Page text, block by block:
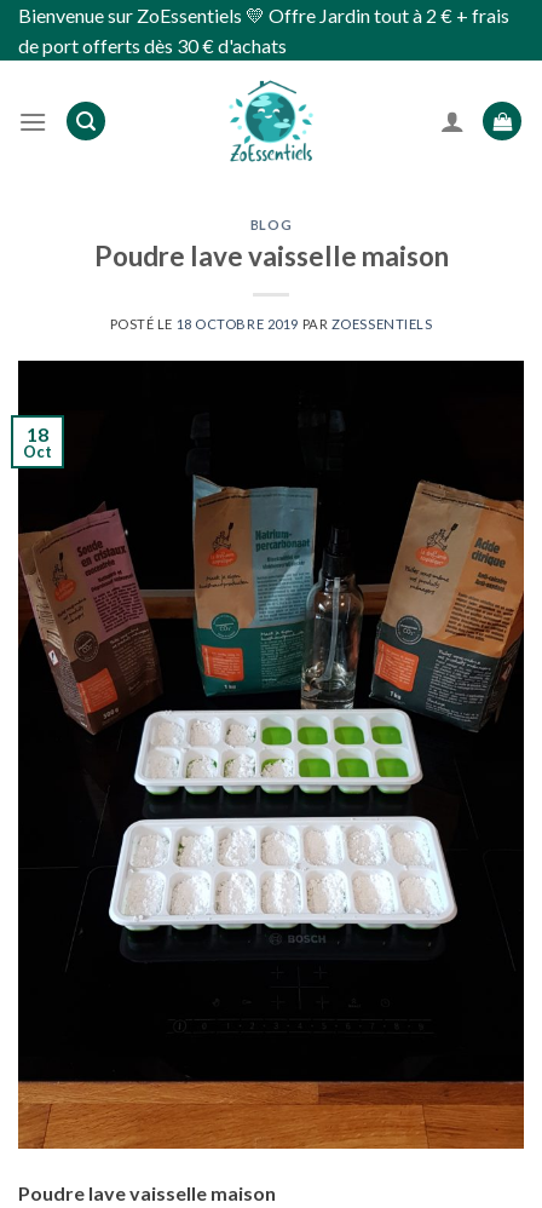
SkipBienvenue sur ZoEssentiels 💛 Offre Jardin tout à 2 € + frais
de port offerts dès 30 € d'achats
BLOG
Poudre lave vaisselle maison
POSTÉ LE 18 OCTOBRE 2019 PAR ZOESSENTIELS
18
Oct
Poudre lave vaisselle maison